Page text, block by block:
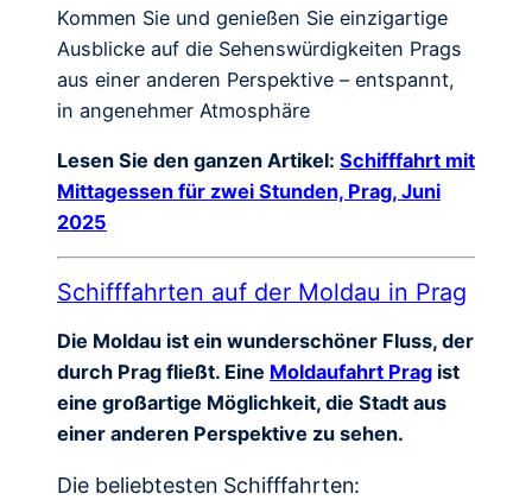
Kommen Sie und genießen Sie einzigartige
Ausblicke auf die Sehenswürdigkeiten Prags
aus einer anderen Perspektive – entspannt,
in angenehmer Atmosphäre
Lesen Sie den ganzen Artikel: Schifffahrt mit
Mittagessen für zwei Stunden, Prag, Juni
2025
Schifffahrten auf der Moldau in Prag
Die Moldau ist ein wunderschöner Fluss, der
durch Prag fließt. Eine Moldaufahrt Prag ist
eine großartige Möglichkeit, die Stadt aus
einer anderen Perspektive zu sehen.
Die beliebtesten Schifffahrten: